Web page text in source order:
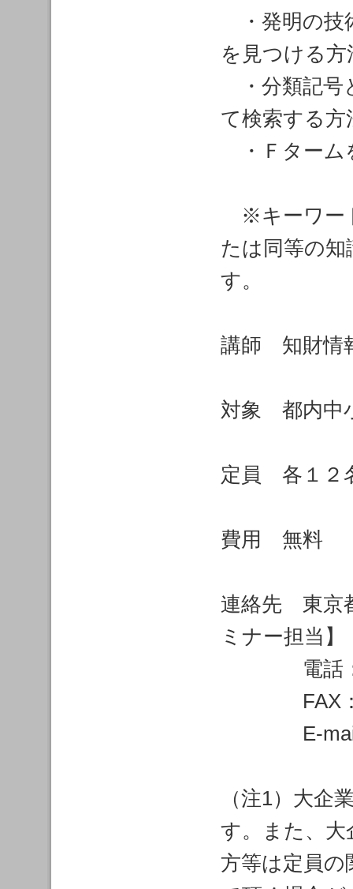
・発明の技
を見つける方
・分類記号
て検索する方
・Ｆターム
※キーワー
たは同等の
す。
講師 知財情
対象 都内中
定員 各１２
費用 無料
連絡先 東京
ミナー担当】
電話：
FAX：
E-mail：
（注1）大企
す。また、大
方等は定員の